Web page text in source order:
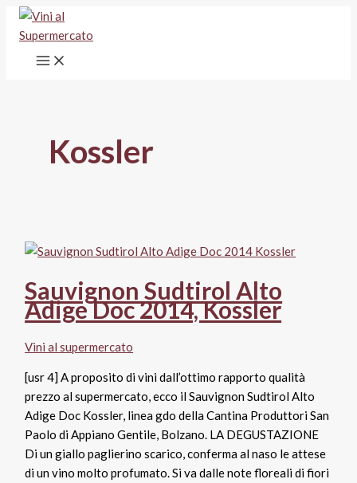
Vai
contenuto
Kossler
Sauvignon Sudtirol Alto
Adige Doc 2014, Kossler
Vini al supermercato
[usr 4] A proposito di vini dall’ottimo rapporto qualità
prezzo al supermercato, ecco il Sauvignon Sudtirol Alto
Adige Doc Kossler, linea gdo della Cantina Produttori San
Paolo di Appiano Gentile, Bolzano. LA DEGUSTAZIONE
Di un giallo paglierino scarico, conferma al naso le attese
di un vino molto profumato. Si va dalle note floreali di fiori